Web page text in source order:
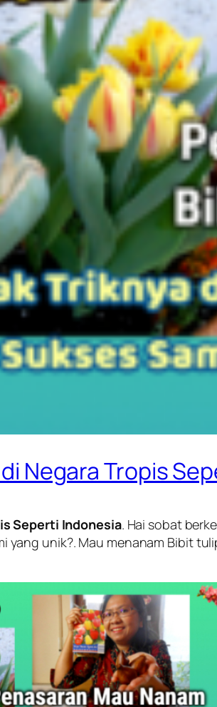
Negara Tropis
Seperti Indonesia. Hai sobat
yang unik?. Mau menanam Bibit